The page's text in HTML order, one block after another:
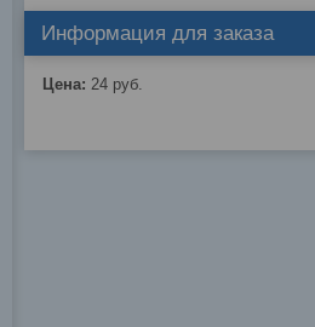
Информация для заказа
Цена: 24 руб.